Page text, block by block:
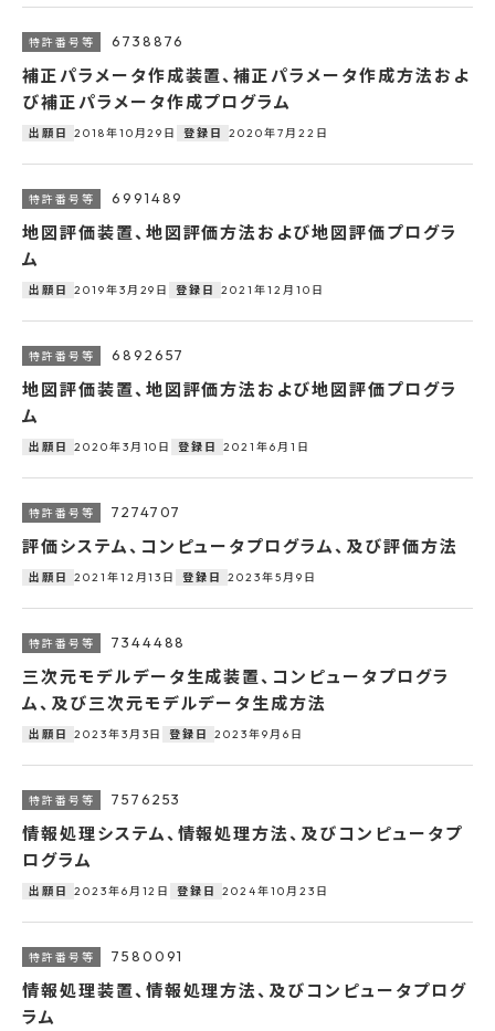
6738876
補正パラメータ作成装置、補正パラメータ作成方法およ
び補正パラメータ作成プログラム
出願日 2018年10月29日 登録日 2020年7月22日
6991489
地図評価装置、地図評価方法および地図評価プログラ
ム
出願日 2019年3月29日 登録日 2021年12月10日
6892657
地図評価装置、地図評価方法および地図評価プログラ
ム
出願日 2020年3月10日 登録日 2021年6月1日
7274707
評価システム、コンピュータプログラム、及び評価方法
出願日 2021年12月13日 登録日 2023年5月9日
7344488
三次元モデルデータ生成装置、コンピュータプログラ
ム、及び三次元モデルデータ生成方法
出願日 2023年3月3日 登録日 2023年9月6日
7576253
情報処理システム、情報処理方法、及びコンピュータプ
ログラム
出願日 2023年6月12日 登録日 2024年10月23日
7580091
情報処理装置、情報処理方法、及びコンピュータプログ
ラム